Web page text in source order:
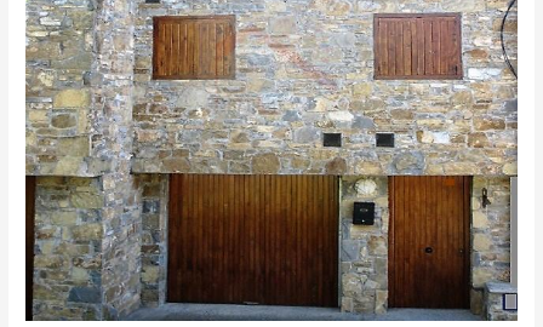
AINSA
SOBRARBE
EN
EL
PIRINEO
DE
HUESCA